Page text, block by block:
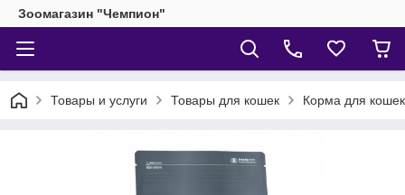
Зоомагазин "Чемпион"
Товары и услуги Товары для кошек Корма для кошек